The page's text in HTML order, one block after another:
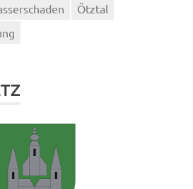
Ötztal